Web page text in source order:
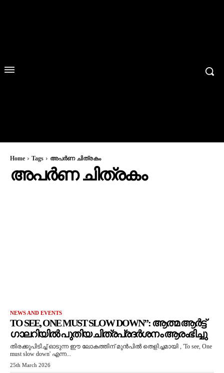
Home Tags അപർണ ചിത്രകം
അപർണ ചിത്രകം
NEWS AND EVENTS
TO SEE, ONE MUST SLOW DOWN”: ആത്മ ആർട്ട്
ഗാലറിയിൽ പുതിയ ചിത്രപ്രദർശനം ആരംഭിച്ചു
തിരക്കുപിടിച്ച് ഓടുന്ന ഈ ലോകത്തിന് മുൻപിൽ തെളിച്ചമായി , 'To see, One
must slow down' എന്ന...
25th March 2026